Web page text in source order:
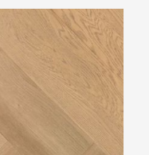
boterkoek